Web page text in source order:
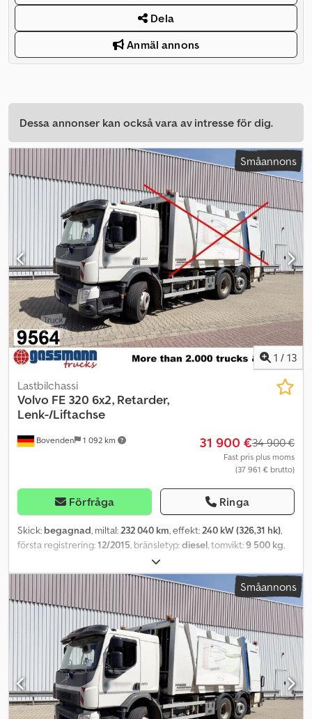
Dela
Anmäl annons
Dessa annonser kan också vara av intresse för dig.
Småannons
1 / 13
Bovenden 1 092 km
Lastbilchassi
Volvo FE 320 6x2, Retarder,
Lenk-/Liftachse
31 900 €34 900 €
Fast pris plus moms
(37 961 € brutto)
Förfråga Ringa
Skick: begagnad, miltal: 232 040 km, effekt: 240 kW (326,31 hk),
första registrering:12/2015 , bränsletyp:diesel , tomvikt:9 500 kg
, totalvikt:
315/70R22.5, axelkonfiguration:6x2, hjulbas:3 900 mm, bromsar:
, färg: vit , förarhytt:dagskåp, växeltyp:automatisk,
emissionsklass: Euro 6 , fjädring:stål-luft, antal säten:3, Utrustning:
ABS, antisladdsystem, hytt, luftkonditionering, låg ljudnivå,
parkeringsvärmare, Fordonsplats: Bovenden, företagsbyggnad, 1x
luftfjädrad stol, dubbel passagerarbänk, el-speglar, uppvärmda
speglar, el-fönster vänster, el-fönster höger, luftkonditionering,
solskydd, parkeringsvärmare, ABS (antiblockeringssystem), ASR
(drivspärrreglering), kraftuttag, automatväxel, varningsljus,
förvaringslåda, blad- och luftfjädring, sista axeln lyftbar och styrbar,
Småannons